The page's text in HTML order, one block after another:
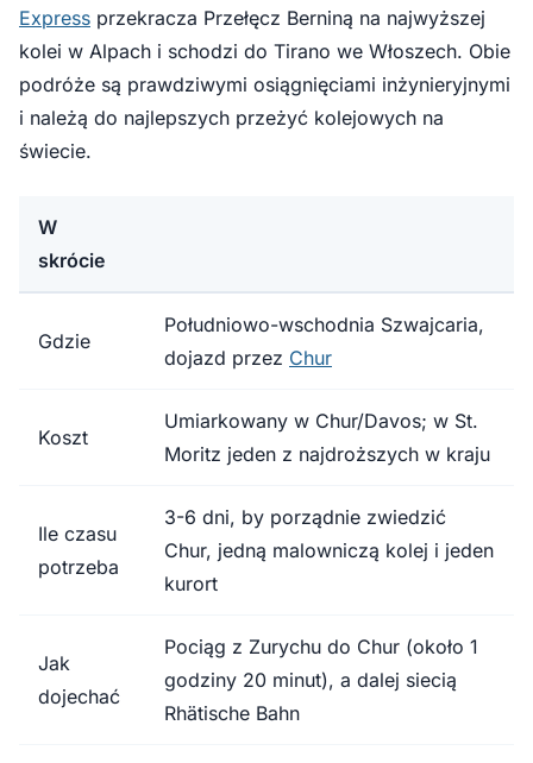
Express przekracza Przełęcz Berniną na najwyższej
kolei w Alpach i schodzi do Tirano we Włoszech. Obie
podróże są prawdziwymi osiągnięciami inżynieryjnymi
i należą do najlepszych przeżyć kolejowych na
świecie.
W
skrócie
Gdzie
Południowo-wschodnia Szwajcaria,
dojazd przez Chur
Koszt
Umiarkowany w Chur/Davos; w St.
Moritz jeden z najdroższych w kraju
Ile czasu
potrzeba
3-6 dni, by porządnie zwiedzić
Chur, jedną malowniczą kolej i jeden
kurort
Jak
dojechać
Pociąg z Zurychu do Chur (około 1
godziny 20 minut), a dalej siecią
Rhätische Bahn